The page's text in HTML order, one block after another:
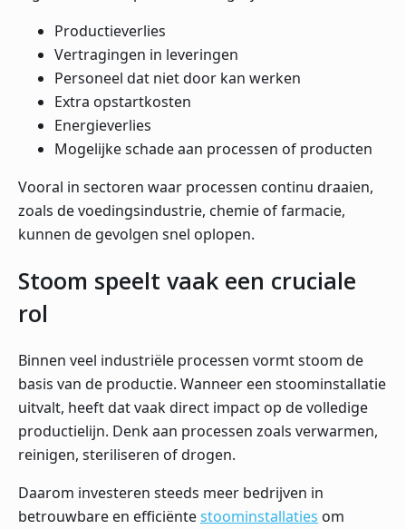
Productieverlies
Vertragingen in leveringen
Personeel dat niet door kan werken
Extra opstartkosten
Energieverlies
Mogelijke schade aan processen of producten
Vooral in sectoren waar processen continu draaien,
zoals de voedingsindustrie, chemie of farmacie,
kunnen de gevolgen snel oplopen.
Stoom speelt vaak een cruciale
rol
Binnen veel industriële processen vormt stoom de
basis van de productie. Wanneer een stoominstallatie
uitvalt, heeft dat vaak direct impact op de volledige
productielijn. Denk aan processen zoals verwarmen,
reinigen, steriliseren of drogen.
Daarom investeren steeds meer bedrijven in
betrouwbare en efficiëntestoominstallaties om